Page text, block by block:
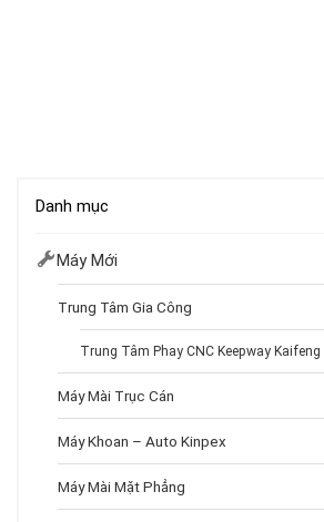
Danh mục
Máy Mới
Trung Tâm Gia Công
Trung Tâm Phay CNC Keepway Kaifeng
Máy Mài Trục Cán
Máy Khoan – Auto Kinpex
Máy Mài Mặt Phẳng